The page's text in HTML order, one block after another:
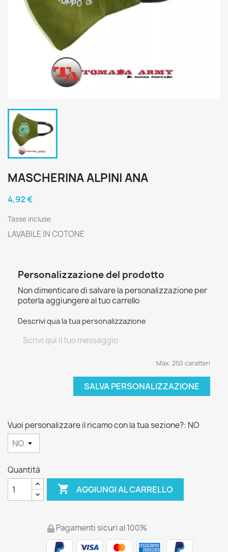
MASCHERINA ALPINI ANA
4,92 €
Tasse incluse
LAVABILE IN COTONE
Personalizzazione del prodotto
Non dimenticare di salvare la personalizzazione per
poterla aggiungere al tuo carrello
Descrivi qua la tua personalizzazione
Max. 250 caratteri
SALVA PERSONALIZZAZIONE
Vuoi personalizzare il ricamo con la tua sezione?: NO
Quantità
 AGGIUNGI AL CARRELLO
Pagamenti sicuri al 100%